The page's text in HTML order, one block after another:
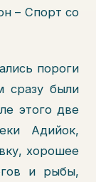
– Спорт со
пороги
сразу были
этого две
Адийок,
хорошее
и рыбы,